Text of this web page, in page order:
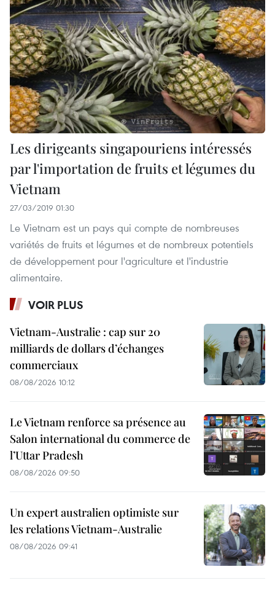
Les dirigeants singapouriens intéressés
par l'importation de fruits et légumes du
Vietnam
27/03/2019 01:30
Le Vietnam est un pays qui compte de nombreuses
variétés de fruits et légumes et de nombreux potentiels
de développement pour l'agriculture et l'industrie
alimentaire.
VOIR PLUS
Vietnam-Australie : cap sur 20
milliards de dollars d’échanges
commerciaux
08/08/2026 10:12
Le Vietnam renforce sa présence au
Salon international du commerce de
l’Uttar Pradesh
08/08/2026 09:50
Un expert australien optimiste sur
les relations Vietnam-Australie
08/08/2026 09:41